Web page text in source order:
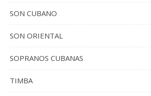
SON CUBANO
SON ORIENTAL
SOPRANOS CUBANAS
TIMBA